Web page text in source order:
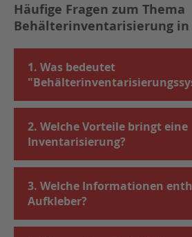
Häufige Fragen zum Thema
Behälterinventarisierung in
1. Was bedeutet
2. Welche Vorteile bringt eine
Inventarisierung?
3. Welche Informationen
Aufkleber?